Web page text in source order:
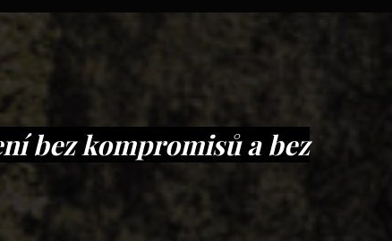
bez kompromisů a bez